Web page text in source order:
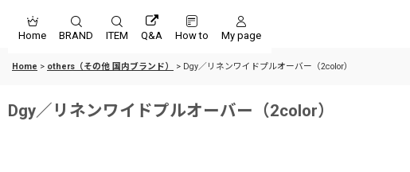
Home BRAND ITEM Q&A How to My page
Home > others（その他 国内ブランド） > Dgy／リネンワイドプルオーバー（2color）
Dgy／リネンワイドプルオーバー（2color）